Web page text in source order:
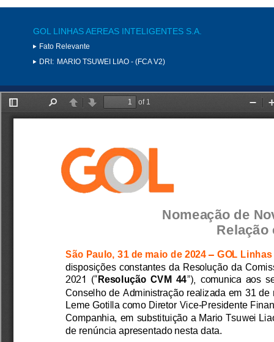
GOL LINHAS AEREAS INTELIGENTES S.A.
Fato Relevante
DRI: MARIO TSUWEI LIAO - (FCA V2)